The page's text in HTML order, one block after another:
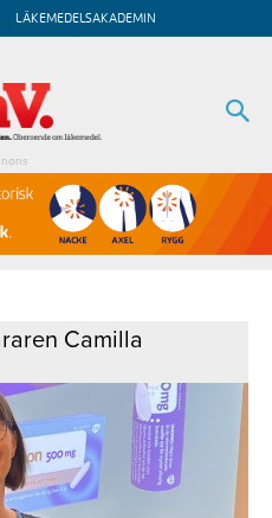
LÄKEMEDELSAKADEMIN
Camilla